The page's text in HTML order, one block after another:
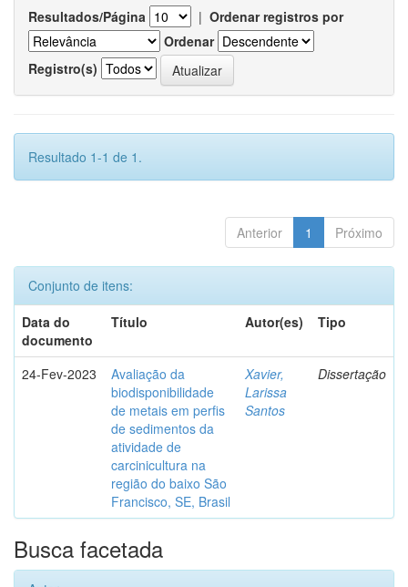
Resultados/Página | Ordenar registros por
Ordenar
Registro(s)
Resultado 1-1 de 1.
Anterior 1 Próximo
Conjunto de itens:
Data do
documento
Título Autor(es) Tipo
24-Fev-2023
Avaliação da
biodisponibilidade
de metais em perfis
de sedimentos da
atividade de
carcinicultura na
região do baixo São
Francisco, SE, Brasil
Xavier,
Larissa
Santos
Dissertação
Busca facetada